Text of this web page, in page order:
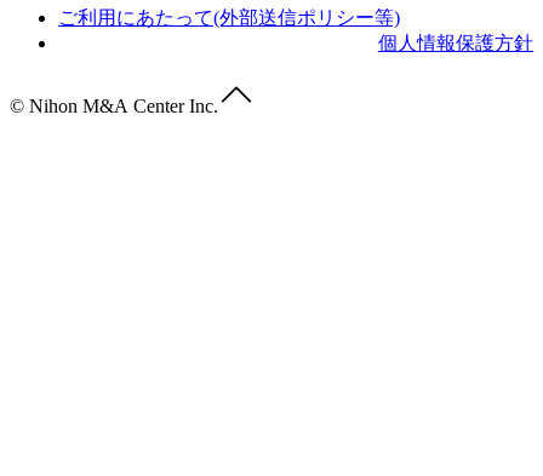
ご利用にあたって(外部送信ポリシー等)
個人情報保護方針
© Nihon M&A Center Inc.